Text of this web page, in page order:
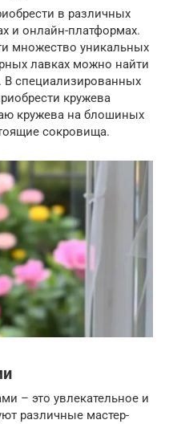
в различных
и онлайн-платформах.
множество уникальных
лавках можно найти
специализированных
кружева
кружева на блошиных
сокровища.
– это увлекательное и
различные мастер-